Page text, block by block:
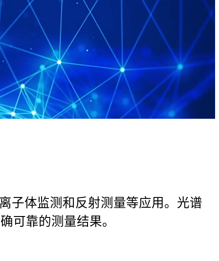
子体监测和反射测量等应用。光谱
可靠的测量结果。